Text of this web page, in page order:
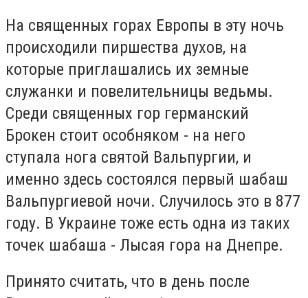
На священных горах Европы в эту ночь
происходили пиршества духов, на
которые приглашались их земные
служанки и повелительницы ведьмы.
Среди священных гор германский
Брокен стоит особняком - на него
ступала нога святой Вальпургии, и
именно здесь состоялся первый шабаш
Вальпургиевой ночи. Случилось это в 877
году. В Украине тоже есть одна из таких
точек шабаша - Лысая гора на Днепре.
Принято считать, что в день после